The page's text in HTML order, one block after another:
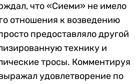
что «Сиеми» не имело
отношения к возведению
предоставляло другой
технику и
тросы. Комментируя
удовлетворение по